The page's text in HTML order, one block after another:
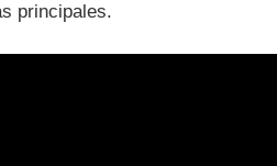
principales.